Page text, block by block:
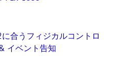
合うフィジカルコントロ
イベント告知